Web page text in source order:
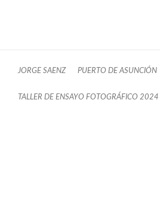
JORGE SAENZ PUERTO DE ASUNCIÓN
TALLER DE ENSAYO FOTOGRÁFICO 2024